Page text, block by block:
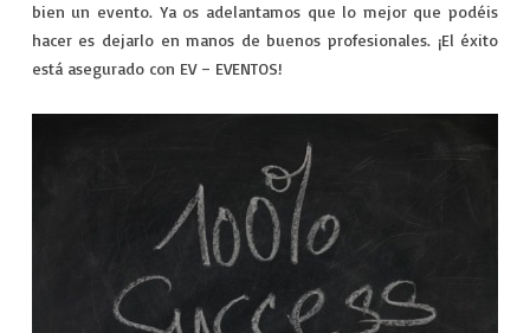
INCENTIVOS
MEETINGS
BLOG
bien un evento. Ya os adelantamos que lo mejor que podéis
hacer es dejarlo en manos de buenos profesionales. ¡El éxito
está asegurado con EV – EVENTOS!